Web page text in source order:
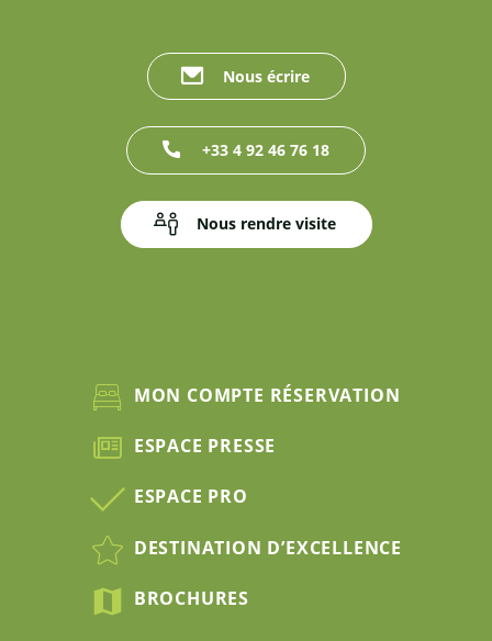
Nous écrire
+33 4 92 46 76 18
Nous rendre visite
MON COMPTE RÉSERVATION
ESPACE PRESSE
ESPACE PRO
DESTINATION D’EXCELLENCE
BROCHURES